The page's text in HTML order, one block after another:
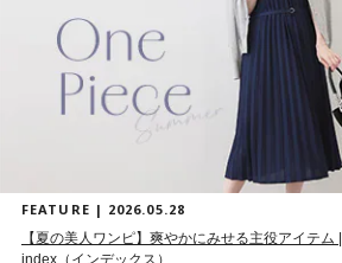
FEATURE | 2026.05.28
【夏の美人ワンピ】爽やかにみせる主役アイテム |
index（インデックス）